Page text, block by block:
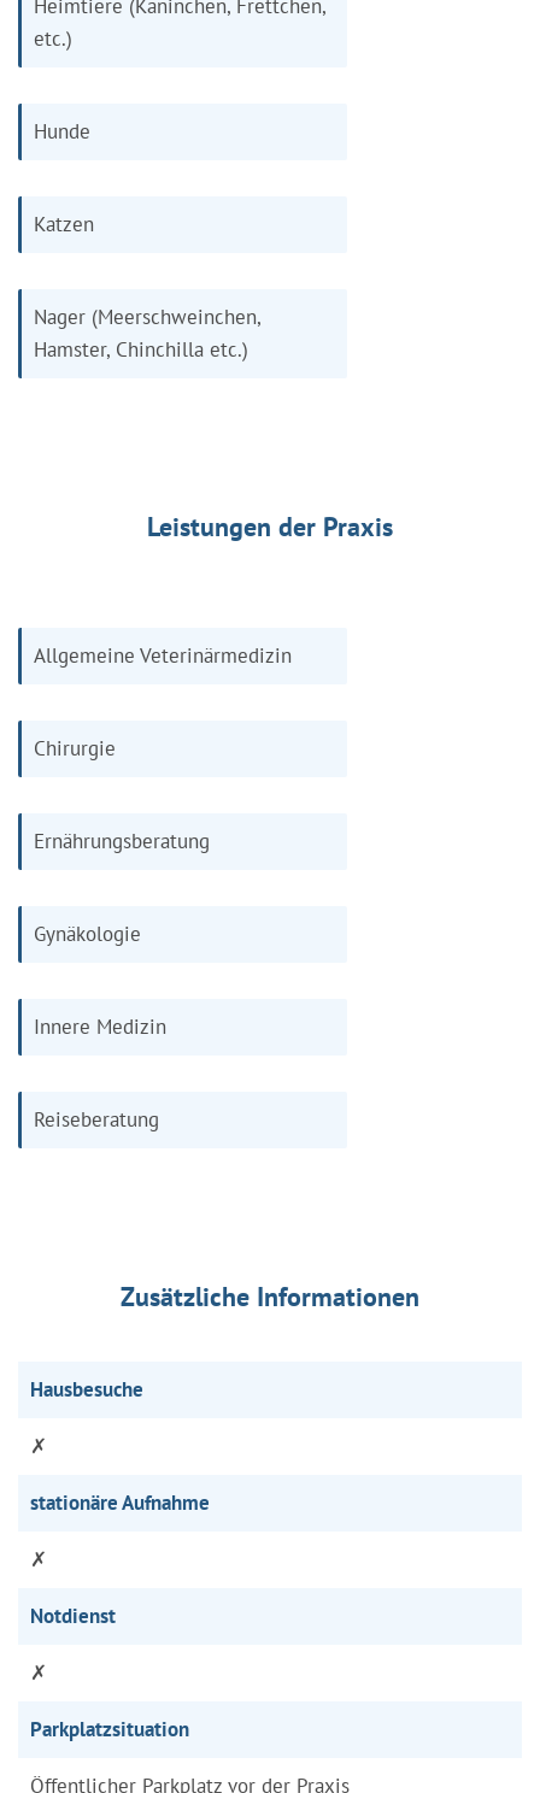
Heimtiere (Kaninchen, Frettchen,
etc.)
Hunde
Katzen
Nager (Meerschweinchen,
Hamster, Chinchilla etc.)
Leistungen der Praxis
Allgemeine Veterinärmedizin
Chirurgie
Ernährungsberatung
Gynäkologie
Innere Medizin
Reiseberatung
Zusätzliche Informationen
Hausbesuche
✗
stationäre Aufnahme
✗
Notdienst
✗
Parkplatzsituation
Öffentlicher Parkplatz vor der Praxis